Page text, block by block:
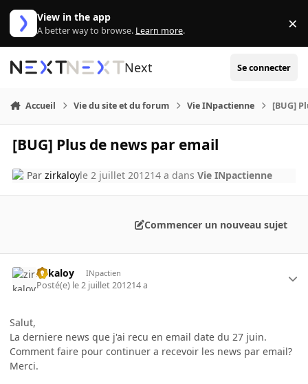
Aller au contenu
View in the app
A better way to browse. Learn more. ×
Next Se connecter
Accueil Vie du site et du forum Vie INpactienne [BUG]
[BUG] Plus de news par email
Parzirkaloyle 2 juillet 201214 a dansVie INpactienne
Commencer un nouveau sujet
zirkaloy INpactien
Posté(e) le 2 juillet 201214 a
Salut,
La derniere news que j'ai recu en email date du 27 juin.
Comment faire pour continuer a recevoir les news par email?
Merci.